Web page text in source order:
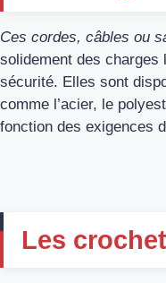
Ces cordes, câbles ou
solidement des charges
sécurité. Elles sont
comme l’acier, le
fonction des exigences
Les